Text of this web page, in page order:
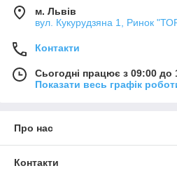
м. Львів
вул. Кукурудзяна 1, Ринок
Контакти
Сьогодні працює з 09:00 до
Показати весь графік
Про нас
Контакти